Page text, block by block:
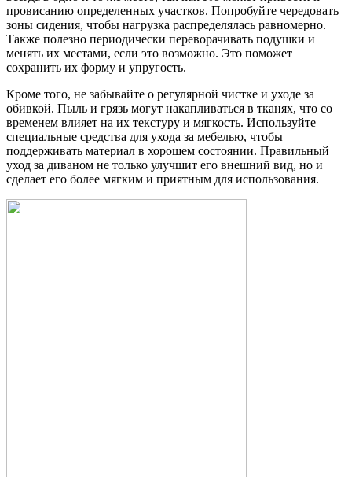
провисанию определенных участков. Попробуйте чередовать
зоны сидения, чтобы нагрузка распределялась равномерно.
Также полезно периодически переворачивать подушки и
менять их местами, если это возможно. Это поможет
сохранить их форму и упругость.
Кроме того, не забывайте о регулярной чистке и уходе за
обивкой. Пыль и грязь могут накапливаться в тканях, что со
временем влияет на их текстуру и мягкость. Используйте
специальные средства для ухода за мебелью, чтобы
поддерживать материал в хорошем состоянии. Правильный
уход за диваном не только улучшит его внешний вид, но и
сделает его более мягким и приятным для использования.